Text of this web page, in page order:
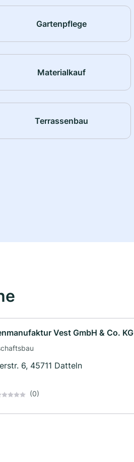
Gartenpflege
Materialkauf
Terrassenbau
Vest GmbH & Co. KG
6, 45711 Datteln
(0)